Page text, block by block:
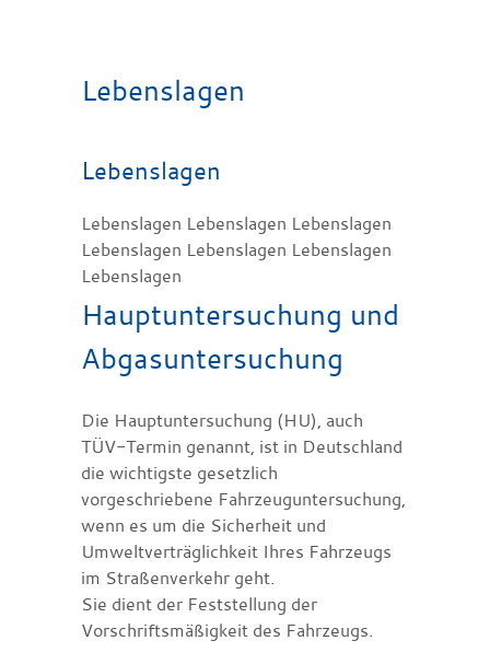
Lebenslagen
Lebenslagen
Lebenslagen Lebenslagen Lebenslagen
Lebenslagen Lebenslagen Lebenslagen
Lebenslagen
Hauptuntersuchung und
Abgasuntersuchung
Die Hauptuntersuchung (HU), auch
TÜV-Termin genannt, ist in Deutschland
die wichtigste gesetzlich
vorgeschriebene Fahrzeuguntersuchung,
wenn es um die Sicherheit und
Umweltverträglichkeit Ihres Fahrzeugs
im Straßenverkehr geht.
Sie dient der Feststellung der
Vorschriftsmäßigkeit des Fahrzeugs.